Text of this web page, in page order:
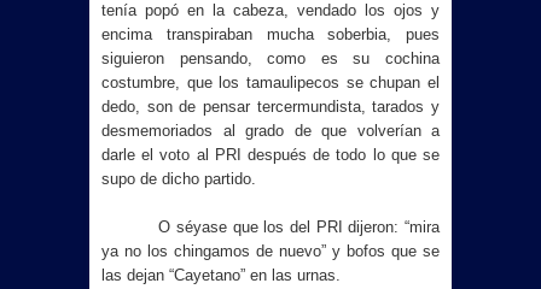
tenía popó en la cabeza, vendado los ojos y
encima transpiraban mucha soberbia, pues
siguieron pensando, como es su cochina
costumbre, que los tamaulipecos se chupan el
dedo, son de pensar tercermundista, tarados y
desmemoriados al grado de que volverían a
darle el voto al PRI después de todo lo que se
supo de dicho partido.
O séyase que los del PRI dijeron: “mira
ya no los chingamos de nuevo” y bofos que se
las dejan “Cayetano” en las urnas.